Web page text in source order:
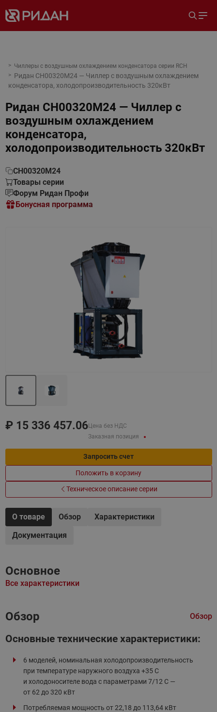
Чиллеры с воздушным охлаждением конденсатора серии RCH
Ридан CH00320M24 — Чиллер с воздушным охлаждением
конденсатора, холодопроизводительность 320кВт
Ридан CH00320M24 — Чиллер с
воздушным охлаждением
конденсатора,
холодопроизводительность 320кВт
CH00320M24
Товары серии
Форум Ридан Профи
Бонусная программа
₽ 15 336 457.06Цена без НДС
Заказная позиция
Запросить счет
Положить в корзину
Техническое описание серии
О товаре Обзор
Характеристики
Документация
Основное
Все характеристики
Обзор Обзор
Основные технические характеристики:
6 моделей, номинальная холодопроизводительность
при температуре наружного воздуха +35 С
и холодоносителе вода с параметрами 7/12 С —
от 62 до 320 кВт
Потребляемая мощность от 22,18 до 113,64 кВт